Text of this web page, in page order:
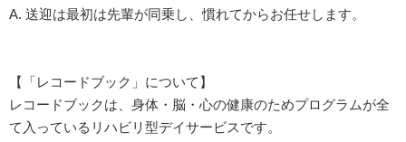
A. 送迎は最初は先輩が同乗し、慣れてからお任せします。
【「レコードブック」について】
レコードブックは、身体・脳・心の健康のためプログラムが全
て入っているリハビリ型デイサービスです。